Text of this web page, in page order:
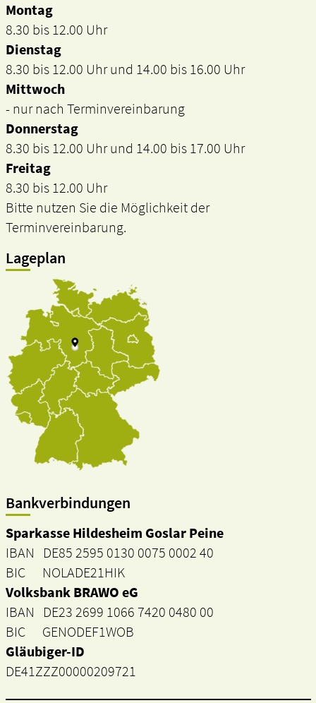
Montag
8.30 bis 12.00 Uhr
Dienstag
8.30 bis 12.00 Uhr und 14.00 bis 16.00 Uhr
Mittwoch
- nur nach Terminvereinbarung
Donnerstag
8.30 bis 12.00 Uhr und 14.00 bis 17.00 Uhr
Freitag
8.30 bis 12.00 Uhr
Bitte nutzen Sie die Möglichkeit der
Terminvereinbarung.
Lageplan
Bankverbindungen
Sparkasse Hildesheim Goslar Peine
IBAN DE85 2595 0130 0075 0002 40
BIC NOLADE21HIK
Volksbank BRAWO eG
IBAN DE23 2699 1066 7420 0480 00
BIC GENODEF1WOB
Gläubiger-ID
DE41ZZZ00000209721